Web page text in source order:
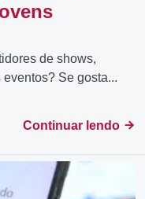
de shows,
Se gosta...
Continuar lendo